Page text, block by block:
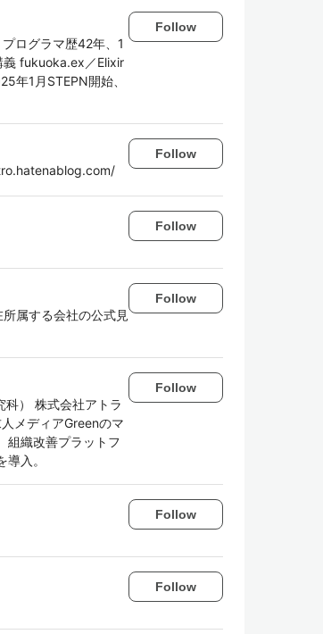
ログラマ歴42年、1
義 fukuoka.ex／Elixir
年1月STEPN開始、
Follow
Follow
Follow
属する会社の公式見
Follow
） 株式会社アトラ
メディアGreenのマ
組織改善プラットフ
入。
Follow
Follow
Follow